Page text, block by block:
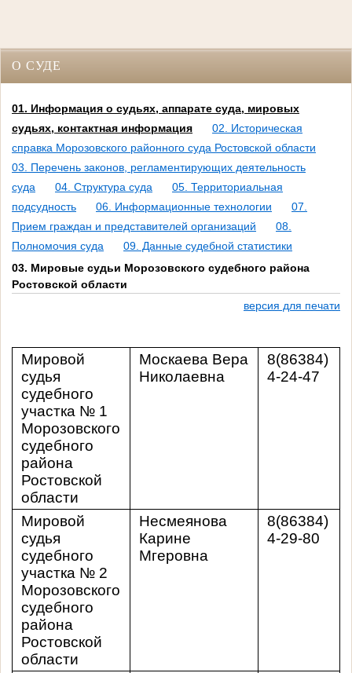
О СУДЕ
01. Информация о судьях, аппарате суда, мировых
судьях, контактная информация
02. Историческая
справка Морозовского районного суда Ростовской области
03. Перечень законов, регламентирующих деятельность
суда
04. Структура суда
05. Территориальная
подсудность
06. Информационные технологии
07.
Прием граждан и представителей организаций
08.
Полномочия суда
09. Данные судебной статистики
03. Мировые судьи Морозовского судебного района
Ростовской области
версия для печати
Мировой
судья
судебного
участка № 1
Морозовского
судебного
района
Ростовской
области
Москаева Вера
Николаевна
8(86384)
4-24-47
Мировой
судья
судебного
участка № 2
Морозовского
судебного
района
Ростовской
области
Несмеянова
Карине
Мгеровна
8(86384)
4-29-80